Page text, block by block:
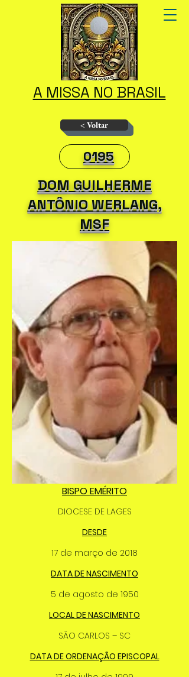
A MISSA NO BRASIL
< Voltar
0195
DOM GUILHERME
ANTÔNIO WERLANG,
MSF
BISPO EMÉRITO
DIOCESE DE LAGES
DESDE
17 de março de 2018
DATA DE NASCIMENTO
5 de agosto de 1950
LOCAL DE NASCIMENTO
SÃO CARLOS – SC
DATA DE ORDENAÇÃO EPISCOPAL